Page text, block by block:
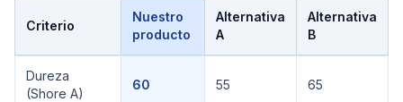
Criterio
Nuestro
producto
Alternativa
A
Alternativa
B
Dureza
(Shore A)
60 55 65